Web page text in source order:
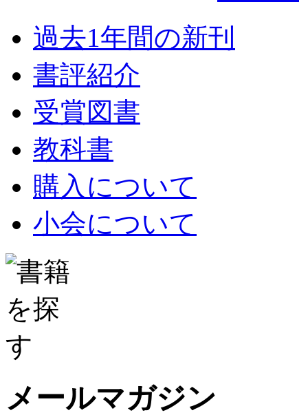
過去1年間の新刊
書評紹介
受賞図書
教科書
購入について
小会について
メールマガジン